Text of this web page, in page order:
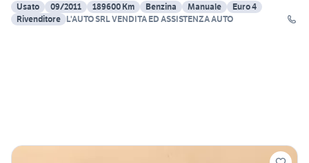
Usato 09/2011 189600 Km Benzina Manuale
Euro 4
Rivenditore L'AUTO SRL VENDITA ED ASSISTENZA AUTO